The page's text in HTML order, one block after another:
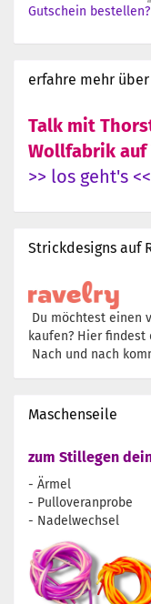
Gutschein bestellen?
erfahre mehr
Talk mit
Wollfabrik auf
>> los geht's <<
Strickdesigns auf
Du möchtest einen
kaufen? Hier findest
Nach und nach
Maschenseile
zum Stillegen
- Ärmel
- Pulloveranprobe
- Nadelwechsel